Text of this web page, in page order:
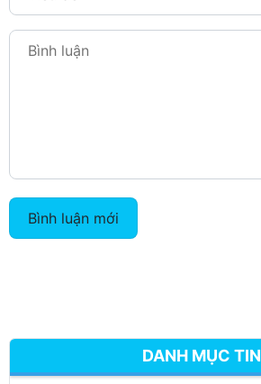
Bình luận mới
DANH MỤC TIN